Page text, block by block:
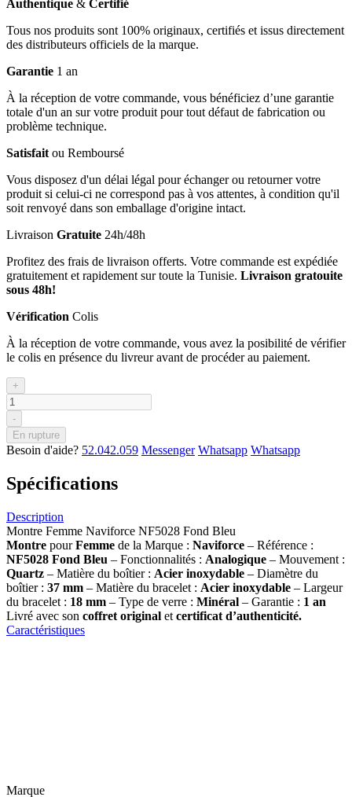
Authentique & Certifié
Tous nos produits sont 100% originaux, certifiés et issus directement
des distributeurs officiels de la marque.
Garantie 1 an
À la réception de votre commande, vous bénéficiez d’une garantie
totale d'un an sur votre produit pour tout défaut de fabrication ou
problème technique.
Satisfait ou Remboursé
Vous disposez d'un délai légal pour échanger ou retourner votre
produit si celui-ci ne correspond pas à vos attentes, à condition qu'il
soit renvoyé dans son emballage d'origine intact.
Livraison Gratuite 24h/48h
Profitez des frais de livraison offerts. Votre commande est expédiée
gratuitement et rapidement sur toute la Tunisie. Livraison gratouite
sous 48h!
Vérification Colis
À la réception de votre commande, vous avez la posibilité de vérifier
le colis en présence du livreur avant de procéder au paiement.
+
-
En rupture
Besoin d'aide? 52.042.059 Messenger Whatsapp Whatsapp
Spécifications
Description
Montre Femme Naviforce NF5028 Fond Bleu
Montre pourFemme de la Marque : Naviforce – Référence :
NF5028 Fond Bleu – Fonctionnalités : Analogique – Mouvement :
Quartz – Matière du boîtier : Acier inoxydable – Diamètre du
boîtier : 37 mm – Matière du bracelet : Acier inoxydable – Largeur
du bracelet : 18 mm – Type de verre : Minéral – Garantie : 1 an
Livré avec son coffret original et certificat d’authenticité.
Caractéristiques
Marque